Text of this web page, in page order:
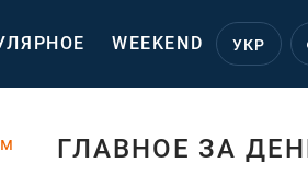
WEEKEND УКР
ГЛАВНОЕ ЗА